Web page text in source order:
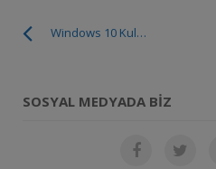
Windows 10 Kullanım Yüzdeleri Açıklandı
SOSYAL MEDYADA BIZ